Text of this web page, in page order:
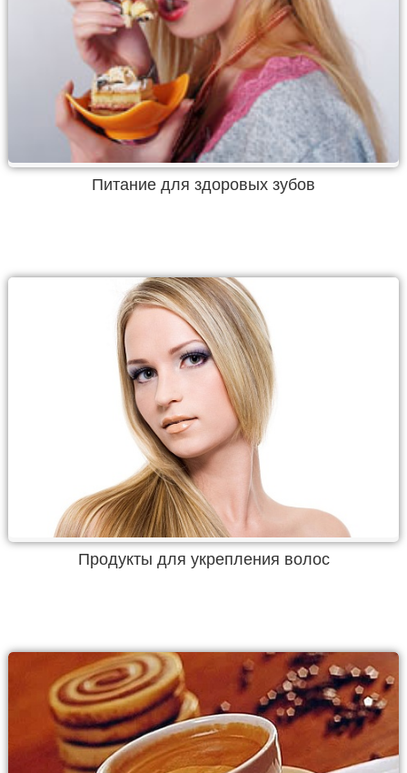
Питание для здоровых зубов
Продукты для укрепления волос